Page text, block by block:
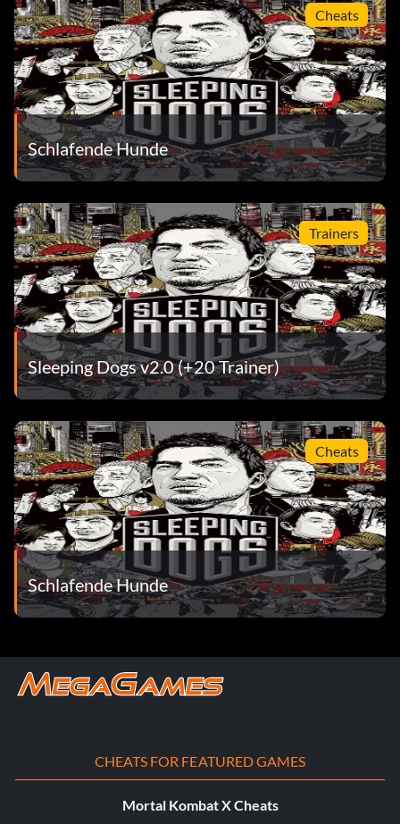
Cheats
Schlafende Hunde
Trainers
Sleeping Dogs v2.0 (+20 Trainer)
Cheats
Schlafende Hunde
CHEATS FOR FEATURED GAMES
Mortal Kombat X Cheats